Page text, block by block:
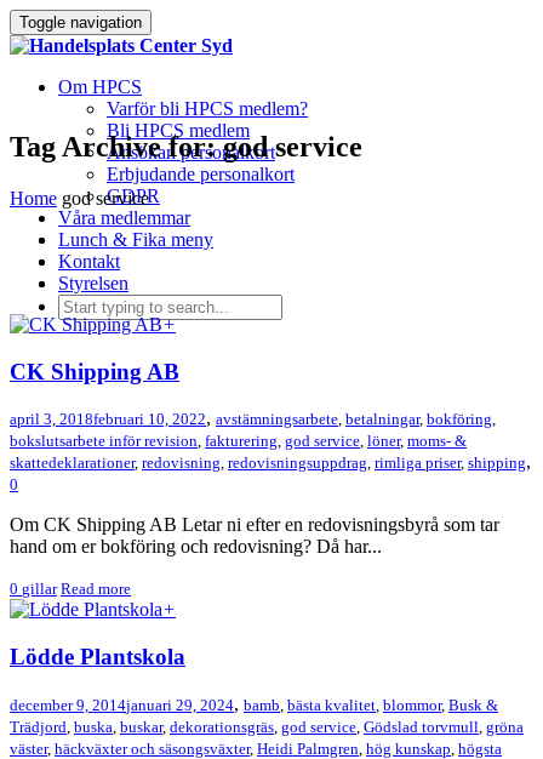
Toggle navigation
Om HPCS
Varför bli HPCS medlem?
Bli HPCS medlem
Ansökan personalkort
Erbjudande personalkort
GDPR
Våra medlemmar
Lunch & Fika meny
Kontakt
Styrelsen
Tag Archive for: god service
Home god service
+
CK Shipping AB
april 3, 2018februari 10, 2022, avstämningsarbete, betalningar, bokföring,
bokslutsarbete inför revision, fakturering, god service, löner, moms- &
skattedeklarationer, redovisning, redovisningsuppdrag, rimliga priser, shipping,
0
Om CK Shipping AB Letar ni efter en redovisningsbyrå som tar
hand om er bokföring och redovisning? Då har...
0 gillar Read more
+
Lödde Plantskola
december 9, 2014januari 29, 2024, bamb bästa kvalitet blommor, Busk &
Trädjord buska buskar, dekorationsgräs god service Gödslad torvmull gröna
väster, häckväxter och säsongsväxter, Heidi Palmgren hög kunskap högsta